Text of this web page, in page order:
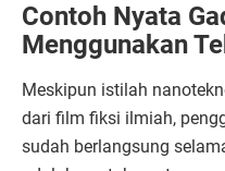
Contoh Nyata
Menggunakan
Meskipun istilah
dari film fiksi ilmiah,
sudah berlangsung